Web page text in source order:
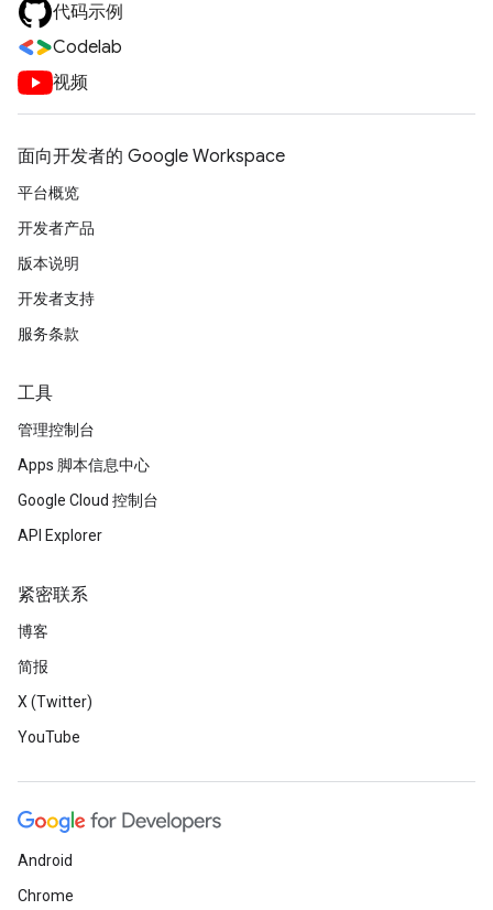
代码示例
Codelab
视频
面向开发者的 Google Workspace
平台概览
开发者产品
版本说明
开发者支持
服务条款
工具
管理控制台
Apps 脚本信息中心
Google Cloud 控制台
API Explorer
紧密联系
博客
简报
X (Twitter)
YouTube
Android
Chrome